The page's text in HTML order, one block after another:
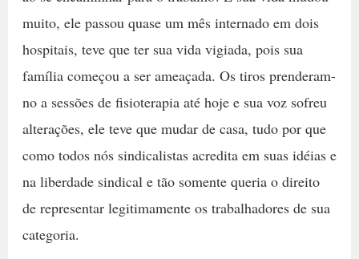
muito, ele passou quase um mês internado em dois
hospitais, teve que ter sua vida vigiada, pois sua
família começou a ser ameaçada. Os tiros prenderam-
no a sessões de fisioterapia até hoje e sua voz sofreu
alterações, ele teve que mudar de casa, tudo por que
como todos nós sindicalistas acredita em suas idéias e
na liberdade sindical e tão somente queria o direito
de representar legitimamente os trabalhadores de sua
categoria.